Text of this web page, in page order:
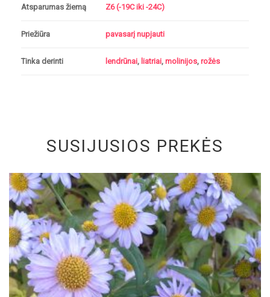
Atsparumas žiemą Z6 (-19C iki -24C)
Priežiūra pavasarį nupjauti
Tinka derinti lendrūnai, liatriai, molinijos, rožės
SUSIJUSIOS PREKĖS